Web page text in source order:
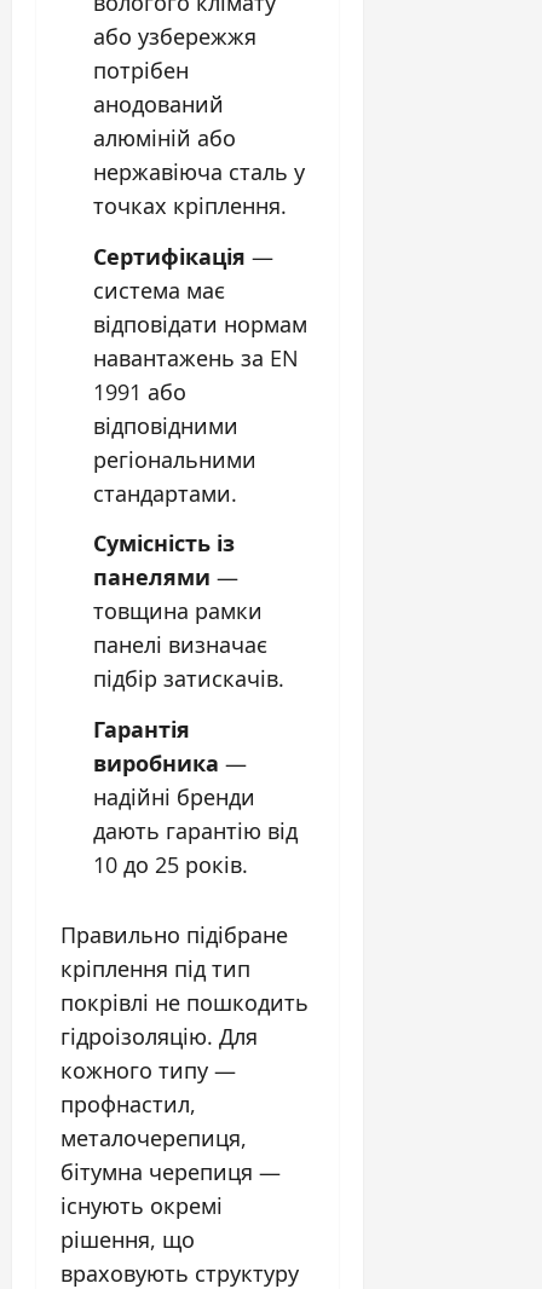
або узбережжя
потрібен
анодований
алюміній або
нержавіюча сталь у
точках кріплення.
Сертифікація —
система має
відповідати нормам
навантажень за EN
1991 або
відповідними
регіональними
стандартами.
Сумісність із
панелями —
товщина рамки
панелі визначає
підбір затискачів.
Гарантія
виробника —
надійні бренди
дають гарантію від
10 до 25 років.
Правильно підібране
кріплення під тип
покрівлі не пошкодить
гідроізоляцію. Для
кожного типу —
профнастил,
металочерепиця,
бітумна черепиця —
існують окремі
рішення, що
враховують структуру